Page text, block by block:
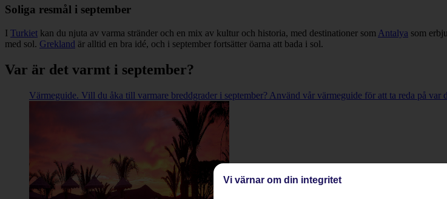
Soliga resmål i september
I Turkiet kan du njuta av varma stränder och en mix av kultur och historia, med destinationer som Antalya som
med sol. Grekland är alltid en bra idé, och i september fortsätter öarna att bada i sol.
Var är det varmt i september?
Värmeguide. Vill du åka till varmare breddgrader i september? Använd vår värmeguide för att ta reda på var
Vi värnar om din integritet